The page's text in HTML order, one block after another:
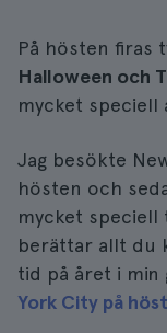
På hösten firas
Halloween och
mycket speciell
Jag besökte
hösten och
mycket speciell
berättar allt du
tid på året i min
York City på